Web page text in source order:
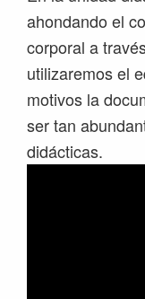
ahondando el
corporal a
utilizaremos el
motivos la
ser tan
didácticas.